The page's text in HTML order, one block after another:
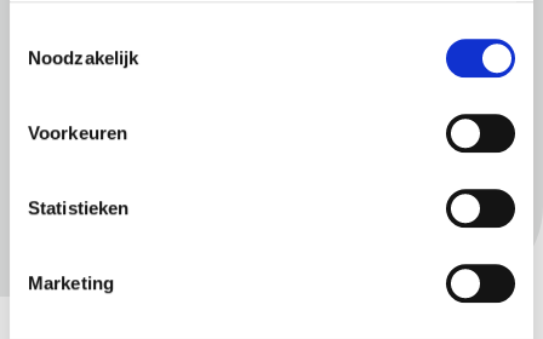
Noodzakelijk
Voorkeuren
Statistieken
Marketing
In de parkeergarages is de verkeerswetgeving (RVV 1990) van
toepassing. De gemeente, noch het bedienend personeel, kan
letsel, etc. Alle aanwijzingen die door het bedienend personeel
of op andere wijze worden gegeven dienen direct te worden